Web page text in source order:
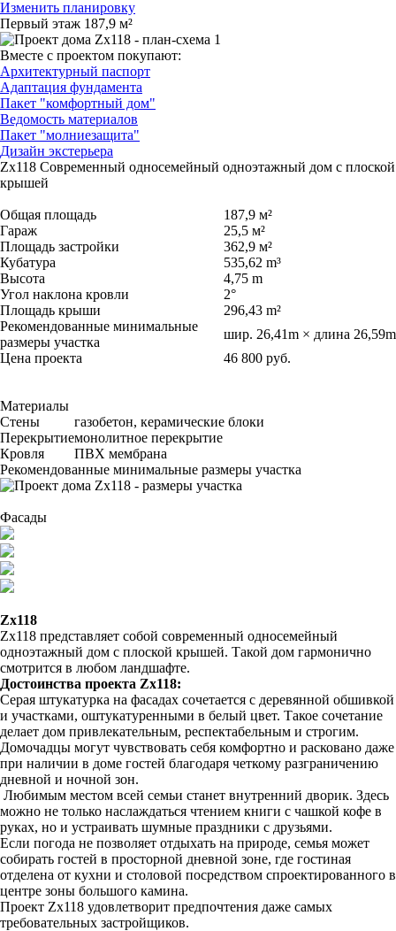
Изменить планировку
Первый этаж 187,9 м²
Вместе с проектом покупают:
Архитектурный паспорт
Адаптация фундамента
Пакет "комфортный дом"
Ведомость материалов
Пакет "молниезащита"
Дизайн экстерьера
Zx118 Современный односемейный одноэтажный дом с плоской
крышей
Общая площадь
187,9 м²
Гараж
25,5 м²
Площадь застройки
362,9 м²
Кубатура
535,62 m³
Высота
4,75 m
Угол наклона кровли
2°
Площадь крыши
296,43 m²
Рекомендованные минимальные
размеры участка
шир. 26,41m × длина 26,59m
Цена проекта
46 800 руб.
Материалы
Стены
газобетон, керамические блоки
Перекрытиемонолитное перекрытие
Кровля
ПВХ мембрана
Рекомендованные минимальные размеры участка
Фасады
Zx118
Zx118 представляет собой современный односемейный
одноэтажный дом с плоской крышей. Такой дом гармонично
смотрится в любом ландшафте.
Достоинства проекта Zx118:
Серая штукатурка на фасадах сочетается с деревянной обшивкой
и участками, оштукатуренными в белый цвет. Такое сочетание
делает дом привлекательным, респектабельным и строгим.
Домочадцы могут чувствовать себя комфортно и расковано даже
при наличии в доме гостей благодаря четкому разграничению
дневной и ночной зон.
Любимым местом всей семьи станет внутренний дворик. Здесь
можно не только наслаждаться чтением книги с чашкой кофе в
руках, но и устраивать шумные праздники с друзьями.
Если погода не позволяет отдыхать на природе, семья может
собирать гостей в просторной дневной зоне, где гостиная
отделена от кухни и столовой посредством спроектированного в
центре зоны большого камина.
Проект Zx118 удовлетворит предпочтения даже самых
требовательных застройщиков.